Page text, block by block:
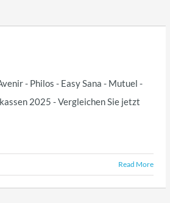
- Philos - Easy Sana - Mutuel -
2025 - Vergleichen Sie jetzt
Read More